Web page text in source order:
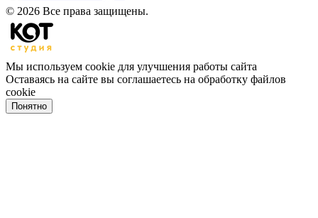
© 2026 Все права защищены.
Мы используем cookie для улучшения работы сайта
Оставаясь на сайте вы соглашаетесь на обработку файлов
cookie
Понятно